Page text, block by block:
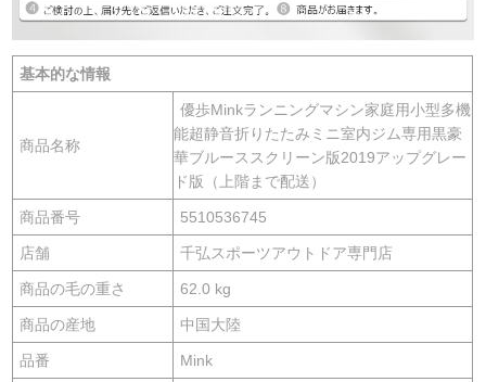
基本的な情報
商品名称
優歩Minkランニングマシン家庭用小型多機
能超静音折りたたみミニ室内ジム専用黒豪
華ブルーススクリーン版2019アップグレー
ド版（上階まで配送）
商品番号 5510536745
店舗 千弘スポーツアウトドア専門店
商品の毛の重さ 62.0 kg
商品の産地 中国大陸
品番 Mink